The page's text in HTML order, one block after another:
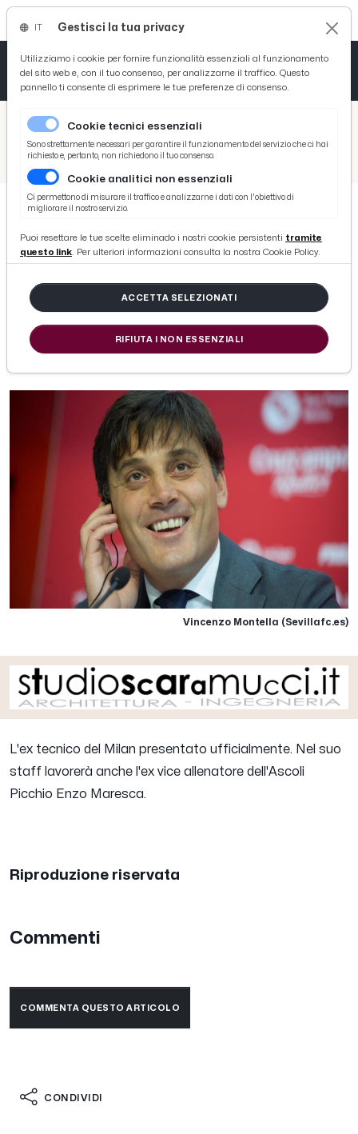
/ Picenotime
/ Calcio
/ Siviglia, Montella si presenta: ''Questo è il club ideale per me''
Siviglia, Montella si presenta:
''Questo è il club ideale per me''
sabato 30 dicembre 2017
Vincenzo Montella (Sevillafc.es)
L'ex tecnico del Milan presentato ufficialmente. Nel suo
staff lavorerà anche l'ex vice allenatore dell'Ascoli
Picchio Enzo Maresca.
Riproduzione riservata
Commenti
COMMENTA QUESTO ARTICOLO
CONDIVIDI
Gestisci la tua privacy
Utilizziamo i cookie per fornire funzionalità essenziali al funzionamento
del sito web e, con il tuo consenso, per analizzarne il traffico. Questo
pannello ti consente di esprimere le tue preferenze di consenso.
Cookie tecnici essenziali
Sono strettamente necessari per garantire il funzionamento del servizio che ci hai
richiesto e, pertanto, non richiedono il tuo consenso.
Cookie analitici non essenziali
Ci permettono di misurare il traffico e analizzarne i dati con l'obiettivo di
migliorare il nostro servizio.
Puoi resettare le tue scelte eliminado i nostri cookie persistenti tramite
questo link. Per ulteriori informazioni consulta la nostra Cookie Policy.
ACCETTA SELEZIONATI
RIFIUTA I NON ESSENZIALI
Tutto News
Tutto Sport
Basket
Ciclismo
Tutto Curiosità